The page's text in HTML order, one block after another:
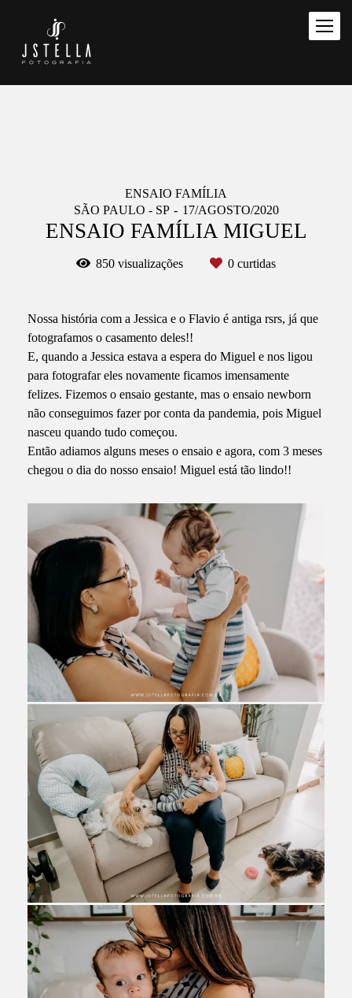
ENSAIO FAMÍLIA
SÃO PAULO - SP
17/AGOSTO/2020
ENSAIO FAMÍLIA MIGUEL
850 visualizações 0 curtidas
Nossa história com a Jessica e o Flavio é antiga rsrs, já que
fotografamos o casamento deles!!
E, quando a Jessica estava a espera do Miguel e nos ligou
para fotografar eles novamente ficamos imensamente
felizes. Fizemos o ensaio gestante, mas o ensaio newborn
não conseguimos fazer por conta da pandemia, pois Miguel
nasceu quando tudo começou.
Então adiamos alguns meses o ensaio e agora, com 3 meses
chegou o dia do nosso ensaio! Miguel está tão lindo!!